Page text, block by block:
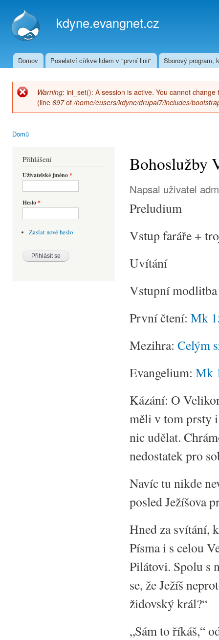
kdyne.evangnet.cz
Hlavní menu
Domov Poselství církve lidem v "první linii" Sborový program,
Chybová zpráva
Warning: ini_set(): A session is active. You cannot
(line 697of/home/eusers/kdyne/drupal7/includes/
Domů
Přihlášení
Uživatelské jméno*
Heslo*
Zaslat nové heslo
Bohoslužby
Napsal uživatel
Preludium
Vstup faráře +
Uvítání
Vstupní modlitba
První čtení: Mk
Mezihra: Celým
Evangelium: Mk
Kázání: O
měli v tom prsty
nic udělat.
nedostatek pro
Navíc tu nikde
posled Ježíšova
Hned za svítání,
Písma i s celou
Pilátovi. Spolu s
se, že Ježíš
židovský král?“
„Sám to říkáš,“